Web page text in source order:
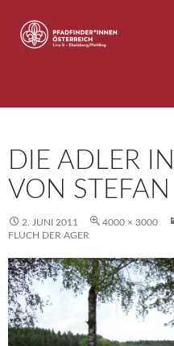
Inhalt
springen
DIE ADLER
VON STEFAN
2. JUNI 2011 4000 × 3000
FLUCH DER AGER